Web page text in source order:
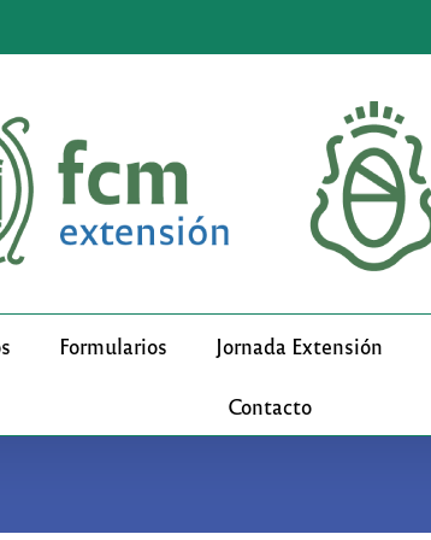
Formularios Jornada Extensión
Contacto